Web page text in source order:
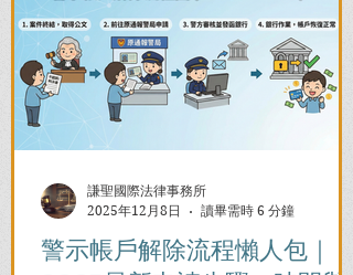
警示帳戶解除流程懶人包｜
謙聖國際法律事務所
2025年12月8日
讀畢需時 6 分鐘